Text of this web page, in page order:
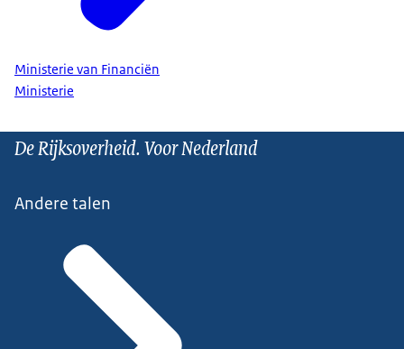
Ministerie van Financiën
Ministerie
De Rijksoverheid. Voor Nederland
Andere talen